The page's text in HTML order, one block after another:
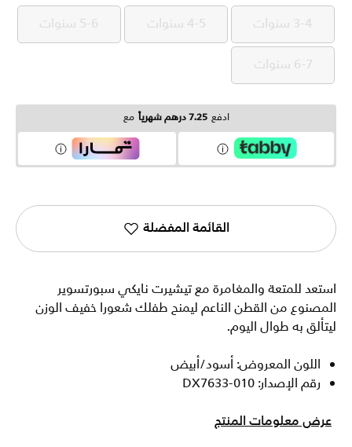
3-4 سنوات 3-4 سنوات 4-5 سنوات 4-5 سنوات 5-6 سنوات 5-6 سنوات
6-7 سنوات 6-7 سنوات
ادفع 7.25 درهم شهرياً مع
القائمة المفضلة
استعد للمتعة والمغامرة مع تيشيرت نايكي سبورتسوير
المصنوع من القطن الناعم ليمنح طفلك شعورا خفيف الوزن
ليتألق به طوال اليوم.
اللون المعروض: أسود/أبيض
رقم الإصدار: DX7633-010
عرض معلومات المنتج